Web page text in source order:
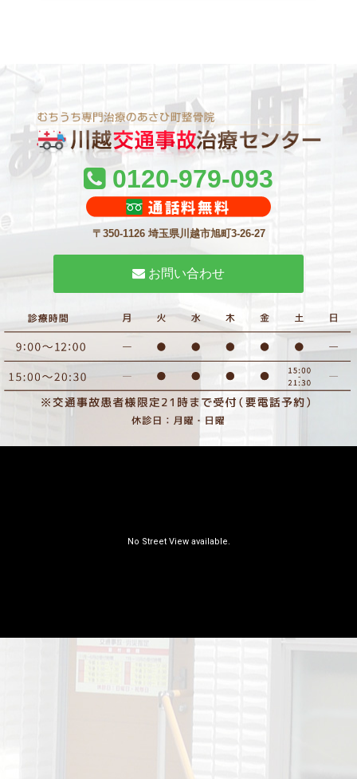
0120-979-093
〒350-1126 埼玉県川越市旭町3-26-27
お問い合わせ